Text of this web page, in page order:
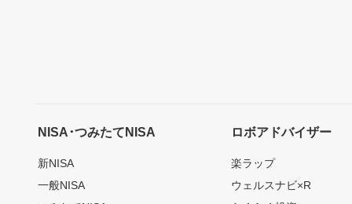
NISA･つみたてNISA
新NISA
一般NISA
ロボアドバイザー
楽ラップ
ウェルスナビ×R